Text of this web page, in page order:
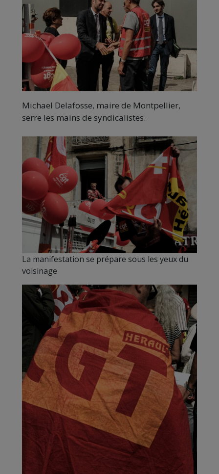
Michael Delafosse, maire de Montpellier,
serre les mains de syndicalistes.
La manifestation se prépare sous les yeux du
voisinage